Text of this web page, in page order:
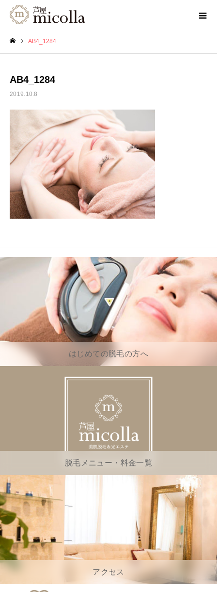
AB4_1284
AB4_1284
2019.10.8
はじめての脱毛の方へ
脱毛メニュー・料金一覧
アクセス